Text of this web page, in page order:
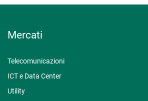
Mercati
Telecomunicazioni
ICT e Data Center
Utility